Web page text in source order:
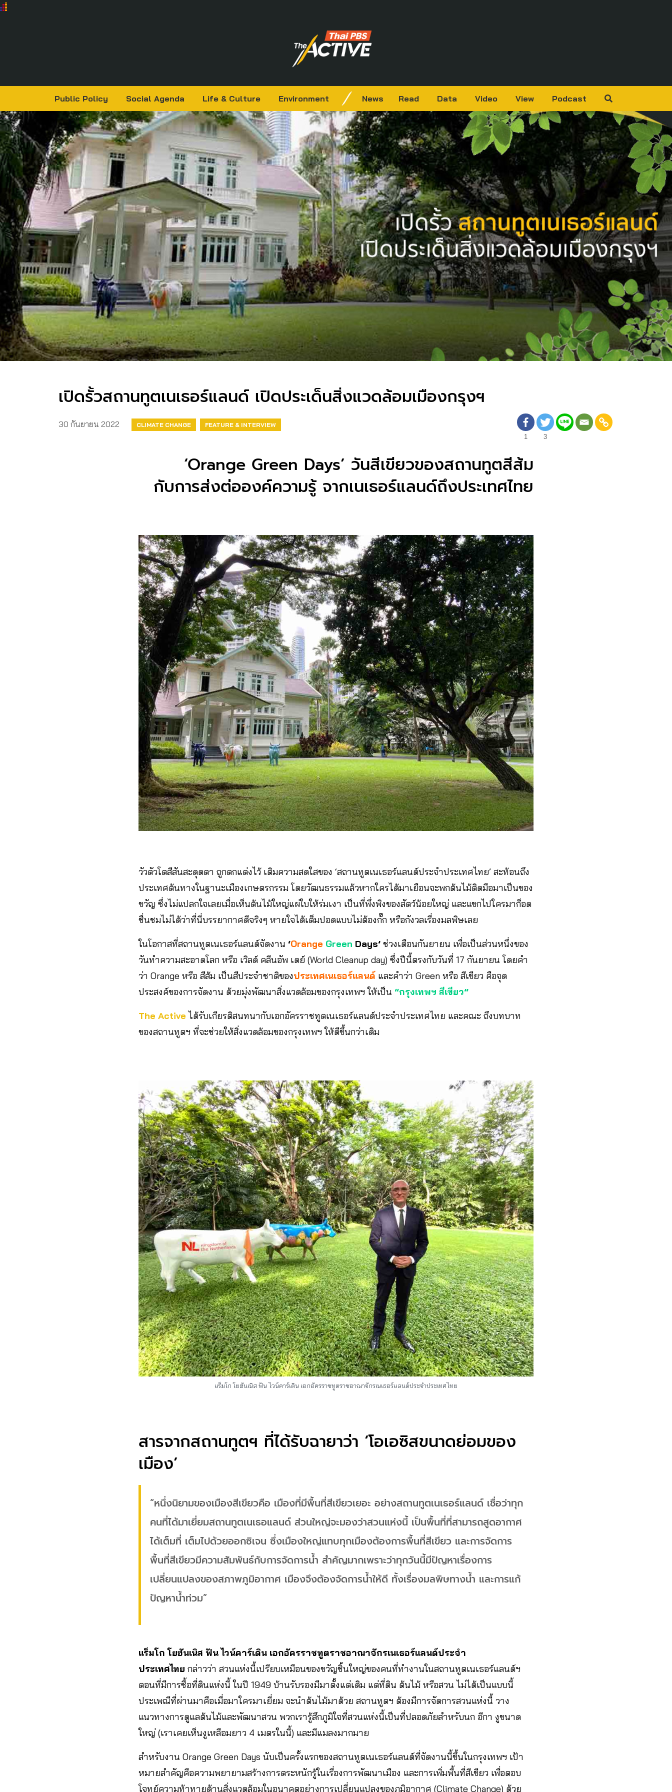
Public Policy Social Agenda Life & Culture Environment News Read Data Video View Podcast
เปิดรั้วสถานทูตเนเธอร์แลนด์ เปิดประเด็นสิ่งแวดล้อมเมืองกรุงฯ
30 กันยายน 2022 CLIMATE CHANGE
FEATURE & INTERVIEW
1
3
‘Orange Green Days’ วันสีเขียวของสถานทูตสีส้ม
กับการส่งต่อองค์ความรู้ จากเนเธอร์แลนด์ถึงประเทศไทย
วัวตัวโตสีสันสะดุดตา ถูกตกแต่งไว้ เติมความสดใสของ ‘สถานทูตเนเธอร์แลนด์ประจำประเทศไทย’ สะท้อนถึง
ประเทศต้นทางในฐานะเมืองเกษตรกรรม โดยวัฒนธรรมแล้วหากใครได้มาเยือนจะพกต้นไม้ติดมือมาเป็นของ
ขวัญ ซึ่งไม่แปลกใจเลยเมื่อเห็นต้นไม้ใหญ่แผ่ใบให้ร่มเงา เป็นที่พึ่งพิงของสัตว์น้อยใหญ่ และแขกไปใครมาก็อด
ชื่นชมไม่ได้ว่าที่นี่บรรยากาศดีจริงๆ หายใจได้เต็มปอดแบบไม่ต้องกั๊ก หรือกังวลเรื่องมลพิษเลย
ในโอกาสที่สถานทูตเนเธอร์แลนด์จัดงาน ‘Orange Green Days’ ช่วงเดือนกันยายน เพื่อเป็นส่วนหนึ่งของ
วันทำความสะอาดโลก หรือ เวิลด์ คลีนอัพ เดย์ (World Cleanup day) ซึ่งปีนี้ตรงกับวันที่ 17 กันยายน โดยคำ
ว่า Orange หรือ สีส้ม เป็นสีประจำชาติของประเทศเนเธอร์แลนด์ และคำว่า Green หรือ สีเขียว คือจุด
ประสงค์ของการจัดงาน ด้วยมุ่งพัฒนาสิ่งแวดล้อมของกรุงเทพฯ ให้เป็น “กรุงเทพฯ สีเขียว”
The Active ได้รับเกียรติสนทนากับเอกอัครราชทูตเนเธอร์แลนด์ประจำประเทศไทย และคณะ ถึงบทบาท
ของสถานทูตฯ ที่จะช่วยให้สิ่งแวดล้อมของกรุงเทพฯ ให้ดีขึ้นกว่าเดิม
แร็มโก โยฮันเนิส ฟัน ไวน์คาร์เดิน เอกอัครราชทูตราชอาณาจักรเนเธอร์แลนด์ประจำประเทศไทย
สารจากสถานทูตฯ ที่ได้รับฉายาว่า ‘โอเอซิสขนาดย่อมของ
เมือง’
“หนึ่งนิยามของเมืองสีเขียวคือ เมืองที่มีพื้นที่สีเขียวเยอะ อย่างสถานทูตเนเธอร์แลนด์ เชื่อว่าทุก
คนที่ได้มาเยี่ยมสถานทูตเนเธอแลนด์ ส่วนใหญ่จะมองว่าสวนแห่งนี้ เป็นพื้นที่ที่สามารถสูดอากาศ
ได้เต็มที่ เต็มไปด้วยออกซิเจน ซึ่งเมืองใหญ่แทบทุกเมืองต้องการพื้นที่สีเขียว และการจัดการ
พื้นที่สีเขียวมีความสัมพันธ์กับการจัดการน้ำ สำคัญมากเพราะว่าทุกวันนี้มีปัญหาเรื่องการ
เปลี่ยนแปลงของสภาพภูมิอากาศ เมืองจึงต้องจัดการน้ำให้ดี ทั้งเรื่องมลพิษทางน้ำ และการแก้
ปัญหาน้ำท่วม”
แร็มโก โยฮันเนิส ฟัน ไวน์คาร์เดิน เอกอัครราชทูตราชอาณาจักรเนเธอร์แลนด์ประจำ
ประเทศไทย กล่าวว่า สวนแห่งนี้เปรียบเหมือนของขวัญชิ้นใหญ่ของคนที่ทำงานในสถานทูตเนเธอร์แลนด์ฯ
ตอนที่มีการซื้อที่ดินแห่งนี้ ในปี 1949 บ้านรับรองมีมาตั้งแต่เดิม แต่ที่ดิน ต้นไม้ หรือสวน ไม่ได้เป็นแบบนี้
ประเพณีที่ผ่านมาคือเมื่อมาใครมาเยี่ยม จะนำต้นไม้มาด้วย สถานทูตฯ ต้องมีการจัดการสวนแห่งนี้ วาง
แนวทางการดูแลต้นไม้และพัฒนาสวน พวกเรารู้สึกภูมิใจที่สวนแห่งนี้เป็นที่ปลอดภัยสำหรับนก อีกา งูขนาด
ใหญ่ (เราเคยเห็นงูเหลือมยาว 4 เมตรในนี้) และมีแมลงมากมาย
สำหรับงาน Orange Green Days นับเป็นครั้งแรกของสถานทูตเนเธอร์แลนด์ที่จัดงานนี้ขึ้นในกรุงเทพฯ เป้า
หมายสำคัญคือความพยายามสร้างการตระหนักรู้ในเรื่องการพัฒนาเมือง และการเพิ่มพื้นที่สีเขียว เพื่อตอบ
โจทย์ความท้าทายด้านสิ่งแวดล้อมในอนาคตอย่างการเปลี่ยนแปลงของภูมิอากาศ (Climate Change) ด้วย